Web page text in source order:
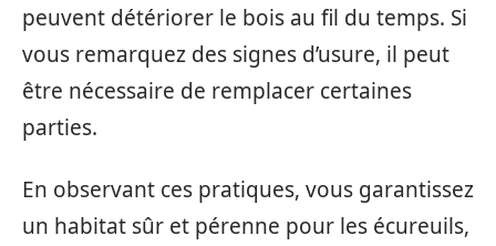
peuvent détériorer le bois au fil du temps. Si
vous remarquez des signes d’usure, il peut
être nécessaire de remplacer certaines
parties.
En observant ces pratiques, vous garantissez
un habitat sûr et pérenne pour les écureuils,